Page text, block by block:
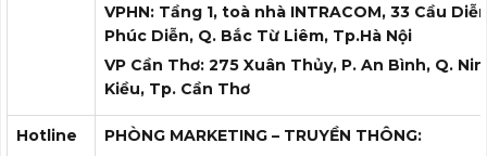
VPHN: Tầng 1, toà nhà INTRACOM, 33 Cầu
Phúc Diễn, Q. Bắc Từ Liêm, Tp.Hà Nội
VP Cần Thơ: 275 Xuân Thủy, P. An Bình, Q.
Kiều, Tp. Cần Thơ
Hotline
PHÒNG MARKETING – TRUYỀN THÔNG: